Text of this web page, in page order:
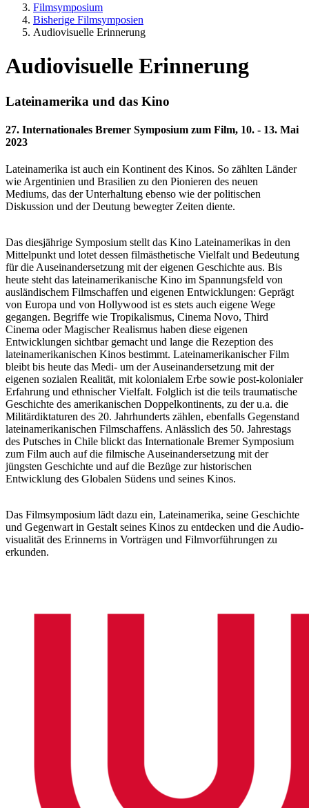
Filmsymposium
Bisherige Filmsymposien
Audiovisuelle Erinnerung
Audiovisuelle Erinnerung
Lateinamerika und das Kino
27. Internationales Bremer Symposium zum Film, 10. - 13. Mai
2023
Lateinamerika ist auch ein Kontinent des Kinos. So zählten Länder
wie Argentinien und Brasilien zu den Pionieren des neuen
Mediums, das der Unterhaltung ebenso wie der politischen
Diskussion und der Deutung bewegter Zeiten diente.
Das diesjährige Symposium stellt das Kino Lateinamerikas in den
Mittelpunkt und lotet dessen filmästhetische Vielfalt und Bedeutung
für die Auseinandersetzung mit der eigenen Geschichte aus. Bis
heute steht das lateinamerikanische Kino im Spannungsfeld von
ausländischem Filmschaffen und eigenen Entwicklungen: Geprägt
von Europa und von Hollywood ist es stets auch eigene Wege
gegangen. Begriffe wie Tropikalismus, Cinema Novo, Third
Cinema oder Magischer Realismus haben diese eigenen
Entwicklungen sichtbar gemacht und lange die Rezeption des
lateinamerikanischen Kinos bestimmt. Lateinamerikanischer Film
bleibt bis heute das Medi- um der Auseinandersetzung mit der
eigenen sozialen Realität, mit kolonialem Erbe sowie post-kolonialer
Erfahrung und ethnischer Vielfalt. Folglich ist die teils traumatische
Geschichte des amerikanischen Doppelkontinents, zu der u.a. die
Militärdiktaturen des 20. Jahrhunderts zählen, ebenfalls Gegenstand
lateinamerikanischen Filmschaffens. Anlässlich des 50. Jahrestags
des Putsches in Chile blickt das Internationale Bremer Symposium
zum Film auch auf die filmische Auseinandersetzung mit der
jüngsten Geschichte und auf die Bezüge zur historischen
Entwicklung des Globalen Südens und seines Kinos.
Das Filmsymposium lädt dazu ein, Lateinamerika, seine Geschichte
und Gegenwart in Gestalt seines Kinos zu entdecken und die Audio-
visualität des Erinnerns in Vorträgen und Filmvorführungen zu
erkunden.